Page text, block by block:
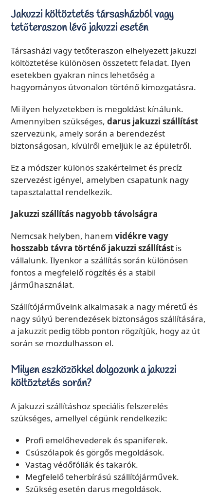
Jakuzzi költöztetés társasházból vagy
tetőteraszon lévő jakuzzi esetén
Társasházi vagy tetőteraszon elhelyezett jakuzzi
költöztetése különösen összetett feladat. Ilyen
esetekben gyakran nincs lehetőség a
hagyományos útvonalon történő kimozgatásra.
Mi ilyen helyzetekben is megoldást kínálunk.
Amennyiben szükséges,darus jakuzzi szállítást
szervezünk, amely során a berendezést
biztonságosan, kívülről emeljük le az épületről.
Ez a módszer különös szakértelmet és precíz
szervezést igényel, amelyben csapatunk nagy
tapasztalattal rendelkezik.
Jakuzzi szállítás nagyobb távolságra
Nemcsak helyben, hanemvidékre vagy
hosszabb távra történő jakuzzi szállítást is
vállalunk. Ilyenkor a szállítás során különösen
fontos a megfelelő rögzítés és a stabil
járműhasználat.
Szállítójárműveink alkalmasak a nagy méretű és
nagy súlyú berendezések biztonságos szállítására,
a jakuzzit pedig több ponton rögzítjük, hogy az út
során se mozdulhasson el.
Milyen eszközökkel dolgozunk a jakuzzi
költöztetés során?
A jakuzzi szállításhoz speciális felszerelés
szükséges, amellyel cégünk rendelkezik:
Profi emelőhevederek és spaniferek.
Csúszólapok és görgős megoldások.
Vastag védőfóliák és takarók.
Megfelelő teherbírású szállítójárművek.
Szükség esetén darus megoldások.